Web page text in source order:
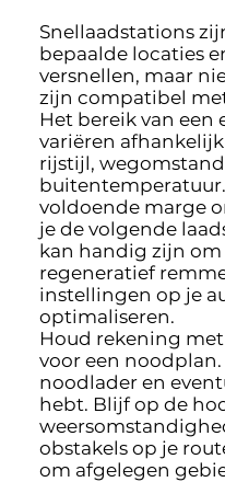
Snellaadstations
bepaalde locaties
versnellen, maar
zijn compatibel
Het bereik van een
variëren
rijstijl,
voldoende marge
je de volgende
kan handig zijn
regeneratief
instellingen op je
optimaliseren.
Houd rekening
voor een
noodlader en
hebt. Blijf op de
obstakels op je
om afgelegen